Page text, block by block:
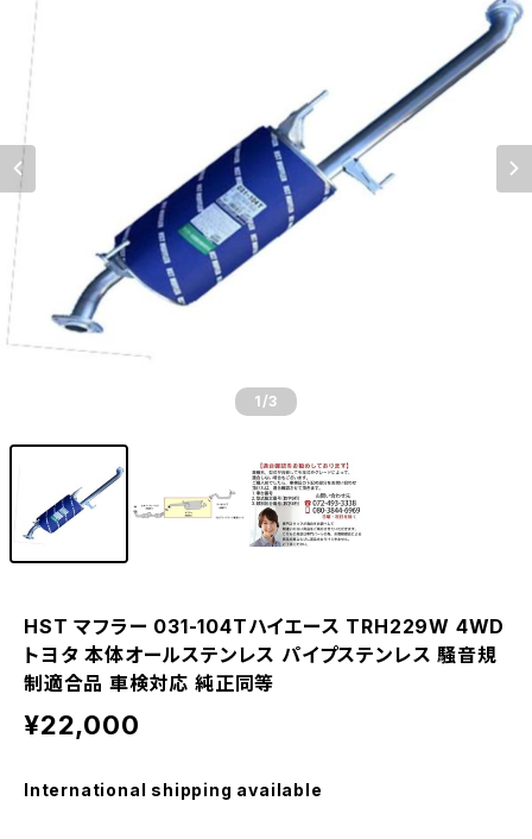
1 /3
HST マフラー 031-104Tハイエース TRH229W 4WD
トヨタ 本体オールステンレス パイプステンレス 騒音規
制適合品 車検対応 純正同等
¥22,000
International shipping available